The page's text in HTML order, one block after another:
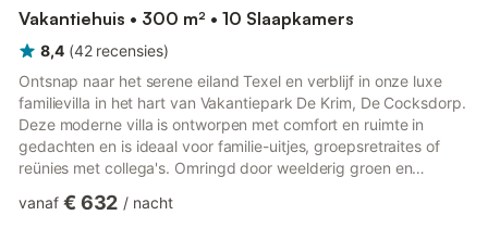
Vakantiehuis • 300 m² • 10 Slaapkamers
8,4 (42 recensies)
Ontsnap naar het serene eiland Texel en verblijf in onze luxe
familievilla in het hart van Vakantiepark De Krim, De Cocksdorp.
Deze moderne villa is ontworpen met comfort en ruimte in
gedachten en is ideaal voor familie-uitjes, groepsretraites of
reünies met collega's. Omringd door weelderig groen en
sfeer. Binnen beschikt de villa over twee met elkaar verbonden
vanaf € 632 / nacht